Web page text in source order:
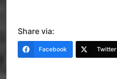
Share via:
Facebook Twitter